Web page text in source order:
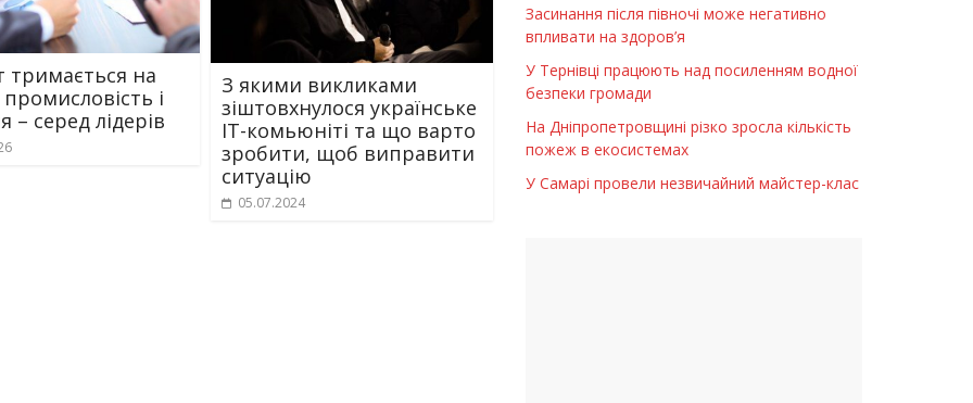
тримається на
промисловість і
– серед лідерів
З якими викликами
зіштовхнулося українське
IT-комьюніті та що варто
зробити, щоб виправити
ситуацію
05.07.2024
Засинання після півночі може негативно
впливати на здоров’я
У Тернівці працюють над посиленням водної
безпеки громади
На Дніпропетровщині різко зросла кількість
пожеж в екосистемах
У Самарі провели незвичайний майстер-клас